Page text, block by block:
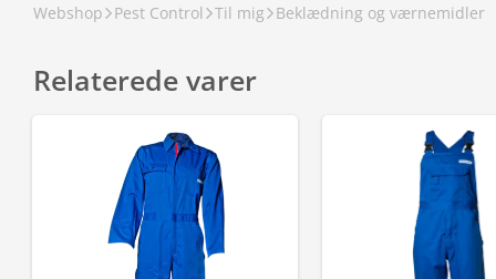
Webshop Pest Control Til mig Beklædning og værnemidler
Relaterede varer